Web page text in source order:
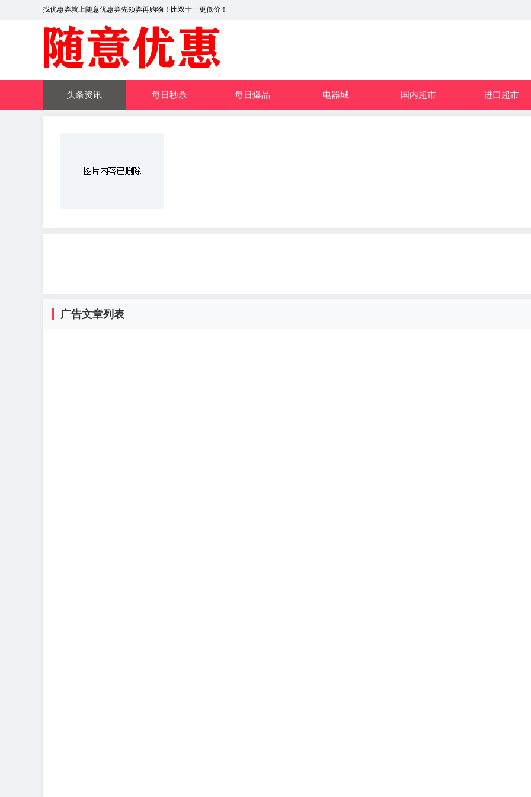
找优惠券就上随意优惠券先领券再购物！比双十一更低价！
头条资讯 每日秒杀 每日爆品 电器城 国内超市 进口超市
广告文章列表